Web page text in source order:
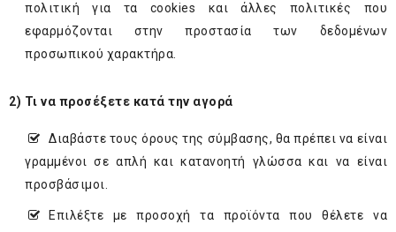
πολιτική για τα cookies και άλλες πολιτικές που
εφαρμόζονται στην προστασία των δεδομένων
προσωπικού χαρακτήρα.
2) Τι να προσέξετε κατά την αγορά
Διαβάστε τους όρους της σύμβασης, θα πρέπει να είναι
γραμμένοι σε απλή και κατανοητή γλώσσα και να είναι
προσβάσιμοι.
Επιλέξτε με προσοχή τα προϊόντα που θέλετε να